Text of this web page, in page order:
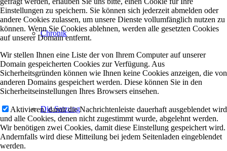
Chronik
Die Satzung
Einstellungen zu speichern. Sie können sich jederzeit abmelden oder
andere Cookies zulassen, um unsere Dienste vollumfänglich nutzen zu
können. Wenn Sie Cookies ablehnen, werden alle gesetzten Cookies
auf unserer Domain entfernt.
Wir stellen Ihnen eine Liste der von Ihrem Computer auf unserer
Domain gespeicherten Cookies zur Verfügung. Aus
Sicherheitsgründen können wie Ihnen keine Cookies anzeigen, die von
anderen Domains gespeichert werden. Diese können Sie in den
Sicherheitseinstellungen Ihres Browsers einsehen.
Aktivieren, damit die Nachrichtenleiste dauerhaft ausgeblendet wird
und alle Cookies, denen nicht zugestimmt wurde, abgelehnt werden.
Wir benötigen zwei Cookies, damit diese Einstellung gespeichert wird.
Andernfalls wird diese Mitteilung bei jedem Seitenladen eingeblendet
werden.